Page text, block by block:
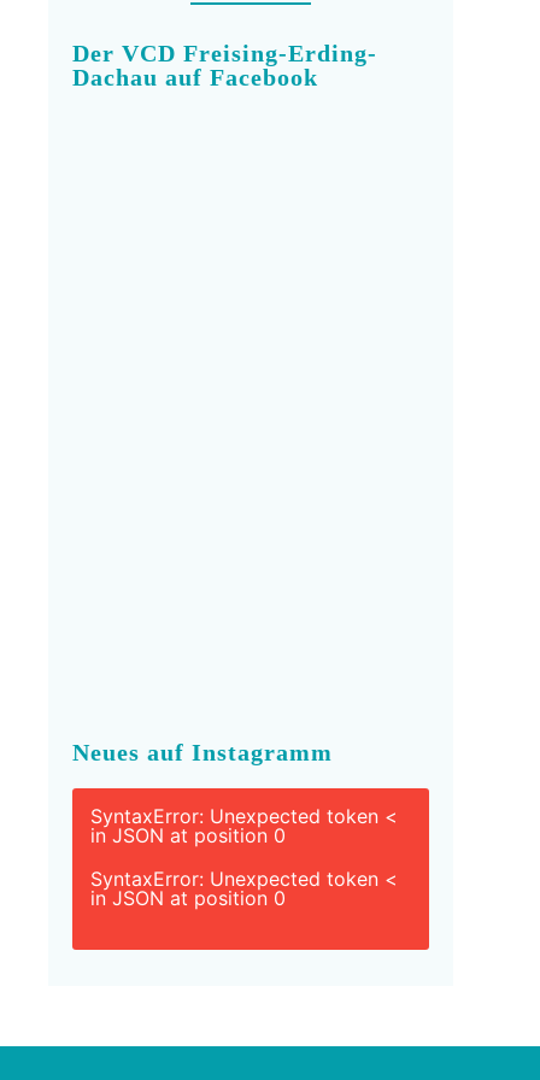
Der VCD Freising-Erding-
Dachau auf Facebook
Neues auf Instagramm
SyntaxError: Unexpected token <
in JSON at position 0
SyntaxError: Unexpected token <
in JSON at position 0